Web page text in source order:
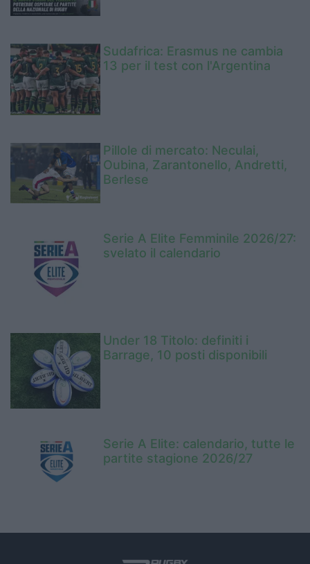
Sudafrica: Erasmus ne cambia
13 per il test con l'Argentina
Pillole di mercato: Neculai,
Oubina, Zarantonello, Andretti,
Berlese
Serie A Elite Femminile 2026/27:
svelato il calendario
Under 18 Titolo: definiti i
Barrage, 10 posti disponibili
Serie A Elite: calendario, tutte le
partite stagione 2026/27